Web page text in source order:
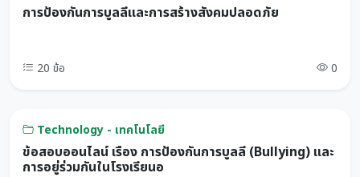
การป้องกันการบูลลี่และการสร้างสังคมปลอดภัย
20 ข้อ 0
Technology - เทคโนโลยี
ข้อสอบออนไลน์ เรื่อง การป้องกันการบูลลี่ (Bullying) และ
การอยู่ร่วมกันในโรงเรียนอ